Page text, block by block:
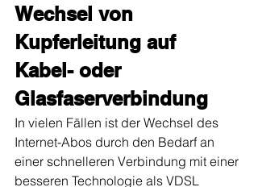
Wechsel von
Kupferleitung auf
Kabel- oder
Glasfaserverbindung
In vielen Fällen ist der Wechsel des
Internet-Abos durch den Bedarf an
einer schnelleren Verbindung mit einer
besseren Technologie als VDSL